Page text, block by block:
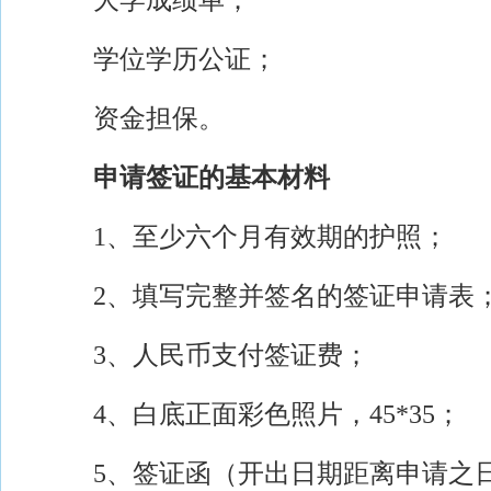
学位学历公证；
资金担保。
申请签证的基本材料
1、至少六个月有效期的护照；
2、填写完整并签名的签证申请表
3、人民币支付签证费；
4、白底正面彩色照片，45*35；
5、签证函（开出日期距离申请之